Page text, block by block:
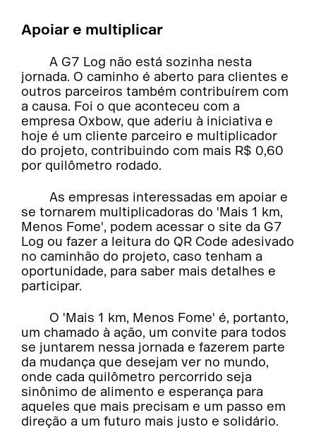
Apoiar e multiplicar
A G7 Log não está sozinha nesta
jornada. O caminho é aberto para clientes e
outros parceiros também contribuírem com
a causa. Foi o que aconteceu com a
empresa Oxbow, que aderiu à iniciativa e
hoje é um cliente parceiro e multiplicador
do projeto, contribuindo com mais R$ 0,60
por quilômetro rodado.
As empresas interessadas em apoiar e
se tornarem multiplicadoras do 'Mais 1 km,
Menos Fome', podem acessar o site da G7
Log ou fazer a leitura do QR Code adesivado
no caminhão do projeto, caso tenham a
oportunidade, para saber mais detalhes e
participar.
O 'Mais 1 km, Menos Fome' é, portanto,
um chamado à ação, um convite para todos
se juntarem nessa jornada e fazerem parte
da mudança que desejam ver no mundo,
onde cada quilômetro percorrido seja
sinônimo de alimento e esperança para
aqueles que mais precisam e um passo em
direção a um futuro mais justo e solidário.